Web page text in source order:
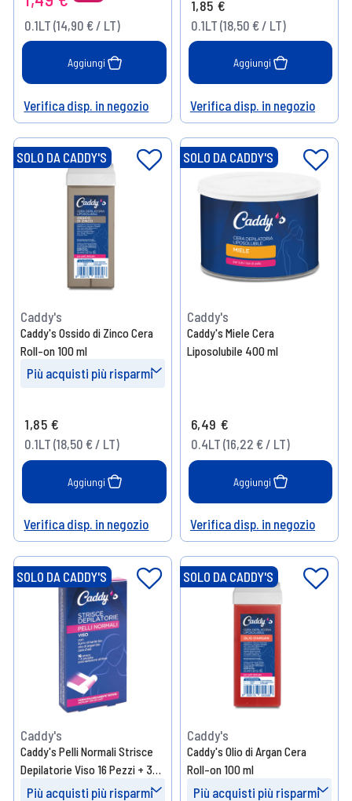
0.1LT (14,90 € / LT)
Aggiungi
Help
Verifica disp. in negozio
1,85 €
0.1LT (18,50 € / LT)
Aggiungi
Help
Verifica disp. in negozio
SOLO DA CADDY'S
Caddy's
Caddy's Ossido di Zinco Cera
Roll-on 100 ml
Più acquisti più risparmi
1,85 €
0.1LT (18,50 € / LT)
Aggiungi
Help
Verifica disp. in negozio
SOLO DA CADDY'S
Caddy's
Caddy's Miele Cera
Liposolubile 400 ml
6,49 €
0.4LT (16,22 € / LT)
Aggiungi
Help
Verifica disp. in negozio
SOLO DA CADDY'S
Caddy's
Caddy's Pelli Normali Strisce
Depilatorie Viso 16 Pezzi + 3
Salviette Post-Epilazione
Più acquisti più risparmi
SOLO DA CADDY'S
Caddy's
Caddy's Olio di Argan Cera
Roll-on 100 ml
Più acquisti più risparmi